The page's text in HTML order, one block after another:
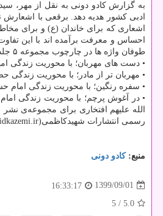
به گزارش کادو دونی به نقل از مهر،
ادبی کشور هدیه دهد. برقعی با
اشعاری که برای خاندان (ع) و برای
احساس و معرفت برآمده اند با این
طوفان واژه ها در چارچوب مجموعه ۵ جلدی
• دست های مهربان؛ با محوریت زندگی
• مهربان تر از مادر؛ با محوریت
• سفره رنگین؛ با محوریت زندگی امام
• در آغوش پرچم؛ با محوریت زندگی
رسمی انتشارات شهیدکاظمی(nashreshahidkazemi.ir) کتاب ها را تهیه کنید.
منبع:كادو دونی
1399/09/01
16:33:17
5.0
/ 5